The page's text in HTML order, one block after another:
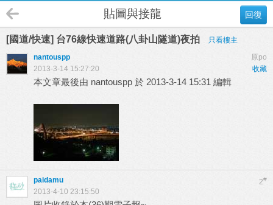
回復
貼圖與接龍
[國道/快速] 台76線快速道路(八卦山隧道)夜拍
只看樓主
原po
nantouspp
收藏
2013-3-14 15:27:20
本文章最後由 nantouspp 於 2013-3-14 15:31 編輯
2#
paidamu
2013-4-10 23:15:50